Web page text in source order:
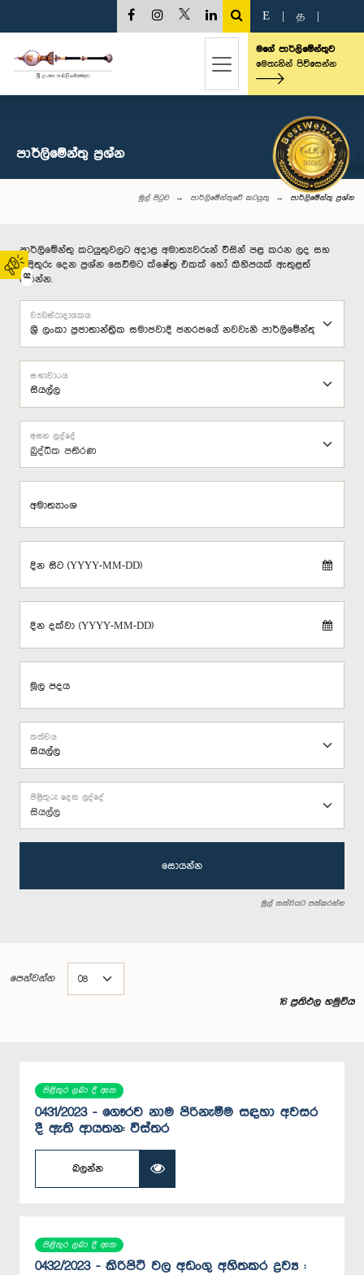
02
E த
මගේ පාර්ලිමේන්තුව
මෙතැනින් පිවිසෙන්න
පාර්ලි‌මේන්තු‌ ප්‍රශ්න
මුල් පිටුව පාර්ලිමේන්තුවේ කටයුතු පාර්ලි‌මේන්තු‌ ප්‍රශ්න
පාර්ලිමේන්තු කටයුතුවලට අදාළ අමාත්‍යවරුන් විසින් පළ කරන ලද සහ
පිළිතුරු දෙන ප්‍රශ්න සෙවීමට ක්ෂේත්‍ර එකක් හෝ කිහිපයක් ඇතුළත්
කරන්න.
ව්‍යවස්ථාදායකය
සභාවාරය
බුද්ධික පතිරණ
අසන ලද්දේ
අමාත්‍යාංශ
දින සිට (YYYY-MM-DD)
දින දක්වා (YYYY-MM-DD)
මූල පදය
තත්වය
සියල්ල
පිළිතුරු දෙන ලද්දේ
සොයන්න
මුල් තත්වයට පත්කරන්න
පෙන්වන්න
16 ප්‍රතිඵල හමුවිය
පිළිතුර ලබා දී ඇත
0431/2023 - ගෞරව නාම පිරිනැමීම සඳහා අවසර
දී ඇති ආයතන: විස්තර
බලන්න
පිළිතුර ලබා දී ඇත
0432/2023 - කිරිපිටි වල අඩංගු අහිතකර ද්‍රව්‍ය :